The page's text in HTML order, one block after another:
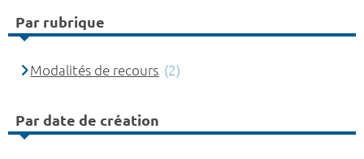
Par rubrique
Modalités de recours (2)
Par date de création